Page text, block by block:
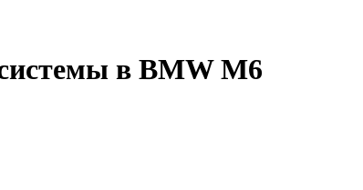
в BMW M6